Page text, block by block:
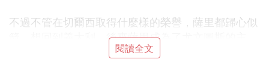
不過不管在切爾西取得什麼樣的榮譽，薩里都歸心似
箭，想回到義大利。後來薩里成為了尤文圖斯的主
帥，也有「好事分子」想讓薩里把他的「干兒子」若
閱讀全文